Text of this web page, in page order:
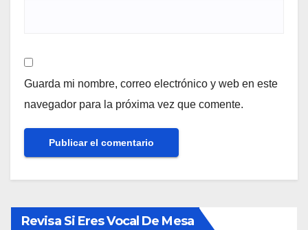
Guarda mi nombre, correo electrónico y web en este
navegador para la próxima vez que comente.
Revisa Si Eres Vocal De Mesa